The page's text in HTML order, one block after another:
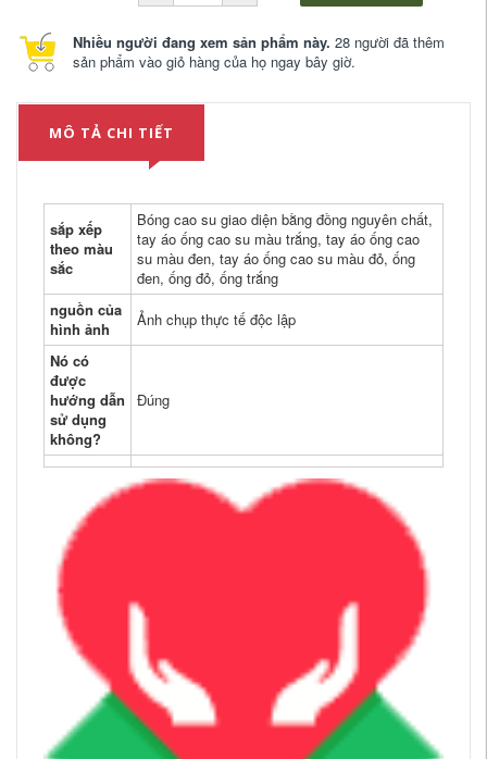
Nhiều người đang xem sản phẩm này. 28 người đã thêm
sản phẩm vào giỏ hàng của họ ngay bây giờ.
MÔ TẢ CHI TIẾT
sắp xếp
theo màu
sắc
Bóng cao su giao diện bằng đồng nguyên chất,
tay áo ống cao su màu trắng, tay áo ống cao
su màu đen, tay áo ống cao su màu đỏ, ống
đen, ống đỏ, ống trắng
nguồn của
hình ảnh
Ảnh chụp thực tế độc lập
Nó có
được
hướng dẫn
sử dụng
không?
Đúng